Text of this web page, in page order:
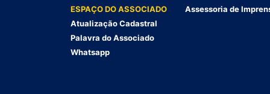
ESPAÇO DO ASSOCIADO
Atualização Cadastral
Palavra do Associado
Whatsapp
Assessoria de